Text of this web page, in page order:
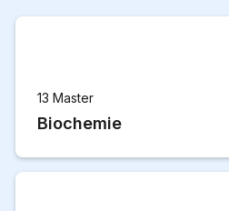
13 Master
Biochemie